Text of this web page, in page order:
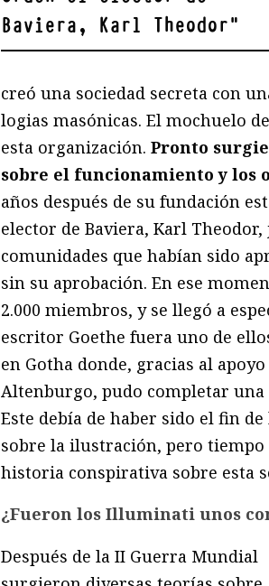
Baviera, Karl Theodor"
creó una sociedad secreta con
logias masónicas. El mochuelo
esta organización. Pronto
sobre el funcionamiento y los
años después de su fundación
elector de Baviera, Karl
comunidades que habían sido
sin su aprobación. En ese
2.000 miembros, y se llegó a
escritor Goethe fuera uno de
en Gotha donde, gracias al
Altenburgo, pudo completar
Este debía de haber sido el fin
sobre la ilustración, pero tiempo
historia conspirativa sobre esta
¿Fueron los Illuminati unos
Después de la II Guerra Mundial